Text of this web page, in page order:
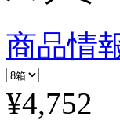
商品情
¥4,752